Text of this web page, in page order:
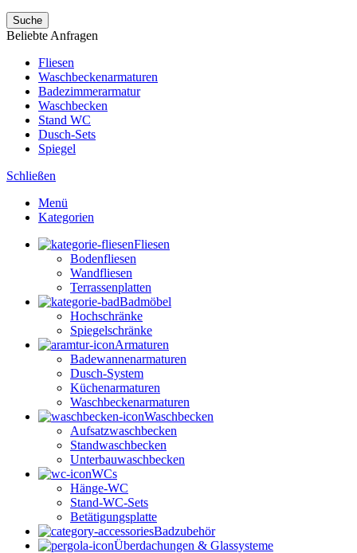
Suche
Beliebte Anfragen
Fliesen
Waschbeckenarmaturen
Badezimmerarmatur
Waschbecken
Stand WC
Dusch-Sets
Spiegel
Schließen
Menü
Kategorien
Fliesen
Bodenfliesen
Wandfliesen
Terrassenplatten
Badmöbel
Hochschränke
Spiegelschränke
Armaturen
Badewannenarmaturen
Dusch-System
Küchenarmaturen
Waschbeckenarmaturen
Waschbecken
Aufsatzwaschbecken
Standwaschbecken
Unterbauwaschbecken
WCs
Hänge-WC
Stand-WC-Sets
Betätigungsplatte
Badzubehör
Überdachungen & Glassysteme